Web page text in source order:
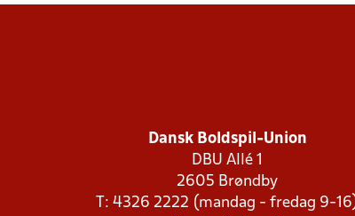
Dansk Boldspil-Union
DBU Allé 1
2605 Brøndby
T: 4326 2222 (mandag - fredag 9-